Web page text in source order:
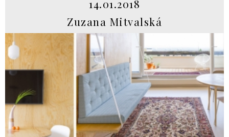
14.01.2018
Zuzana Mitvalská